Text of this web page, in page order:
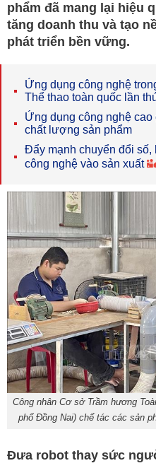
phẩm đã mang lại hiệu
tăng doanh thu và tạo
phát triển bền vững.
Ứng dụng công nghệ
Thể thao toàn quốc lần
Ứng dụng công nghệ cao
chất lượng sản phẩm
Đẩy mạnh chuyển đổi
công nghệ vào sản xuất
Công nhân Cơ sở Trầm hương
phố Đồng Nai) chế tác các sản
Đưa robot thay sức